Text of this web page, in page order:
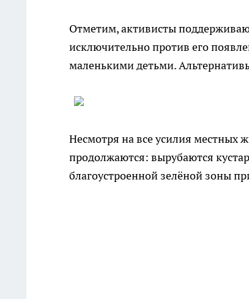
Отметим, активисты
исключительно против его
маленькими детьми.
Несмотря на все усилия местных
продолжаются: вырубаются
благоустроенной зелёной зоны